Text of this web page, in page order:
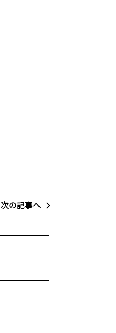
次の記事へ